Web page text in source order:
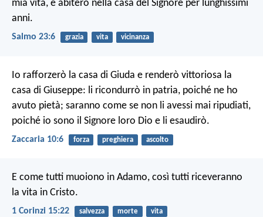
mia vita, e abiterò nella casa del Signore per lunghissimi
anni.
Salmo 23:6 grazia vita vicinanza
Io rafforzerò la casa di Giuda e renderò vittoriosa la
casa di Giuseppe: li ricondurrò in patria, poiché ne ho
avuto pietà; saranno come se non li avessi mai ripudiati,
poiché io sono il Signore loro Dio e li esaudirò.
Zaccaria 10:6 forza preghiera ascolto
E come tutti muoiono in Adamo, così tutti riceveranno
la vita in Cristo.
1 Corinzi 15:22 salvezza morte vita